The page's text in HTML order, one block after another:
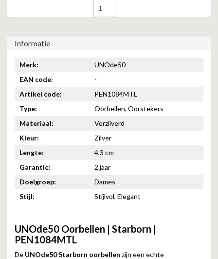
Informatie
Merk:
UNOde50
EAN code:
-
Artikel code:
PEN1084MTL
Type:
Oorbellen, Oorstekers
Materiaal:
Verzilverd
Kleur:
Zilver
Lengte:
4,3 cm
Garantie:
2 jaar
Doelgroep:
Dames
Stijl:
Stijlvol, Elegant
UNOde50 Oorbellen | Starborn |
PEN1084MTL
De UNOde50 Starborn oorbellen zijn een echte